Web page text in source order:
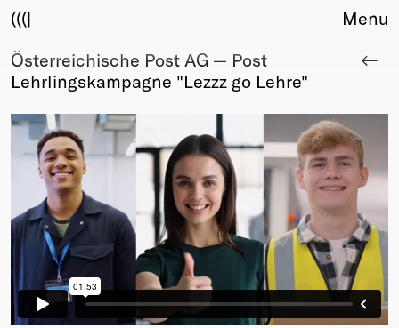
(((|
About
Club
Sponsors
Fair Work
TBD
Events
Upcoming
Past
Membership
Info
Menu
Österreichische Post AG — Post
Lehrlingskampagne "Lezzz go Lehre"